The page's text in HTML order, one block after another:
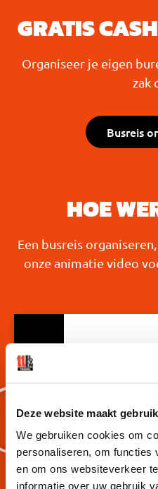
Deze website maakt
We gebruiken cookies om
personaliseren, om functies
en om ons websiteverkeer
informatie over uw gebruik
GRATIS
Organiseer je eigen
zak
Busreis
Met al je vrienden
HOE
Een busreis
onze animatie video